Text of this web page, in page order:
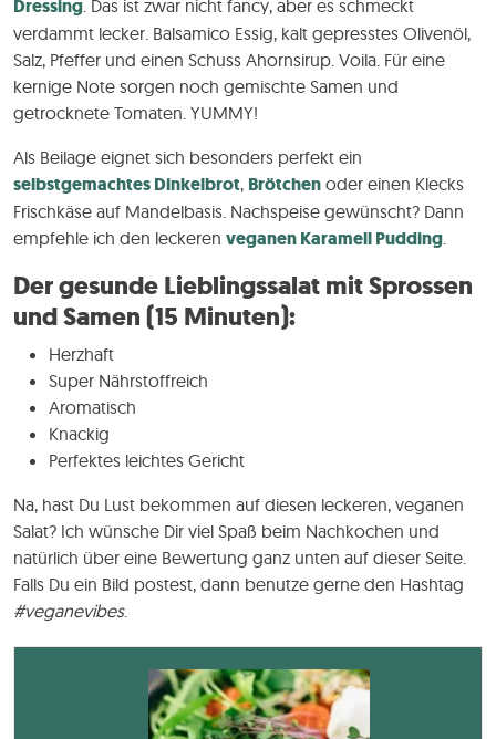
Dressing . Das ist zwar nicht fancy, aber es schmeckt
verdammt lecker. Balsamico Essig, kalt gepresstes Olivenöl,
Salz, Pfeffer und einen Schuss Ahornsirup. Voila. Für eine
kernige Note sorgen noch gemischte Samen und
getrocknete Tomaten. YUMMY!
Als Beilage eignet sich besonders perfekt ein
selbstgemachtes Dinkelbrot, Brötchen oder einen Klecks
Frischkäse auf Mandelbasis. Nachspeise gewünscht? Dann
empfehle ich den leckeren veganen Karamell Pudding
Der gesunde Lieblingssalat mit Sprossen
und Samen (15 Minuten):
Herzhaft
Super Nährstoffreich
Aromatisch
Knackig
Perfektes leichtes Gericht
Na, hast Du Lust bekommen auf diesen leckeren, veganen
Salat? Ich wünsche Dir viel Spaß beim Nachkochen und
natürlich über eine Bewertung ganz unten auf dieser Seite.
Falls Du ein Bild postest, dann benutze gerne den Hashtag
#veganevibes.